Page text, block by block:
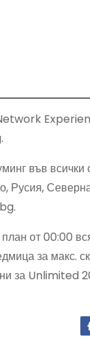
във
Русия,
от 00:00
за макс.
за Unlimited